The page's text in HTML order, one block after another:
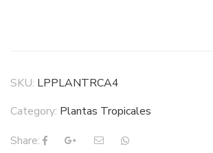
SKU: LPPLANTRCA4
Category: Plantas Tropicales
Share: